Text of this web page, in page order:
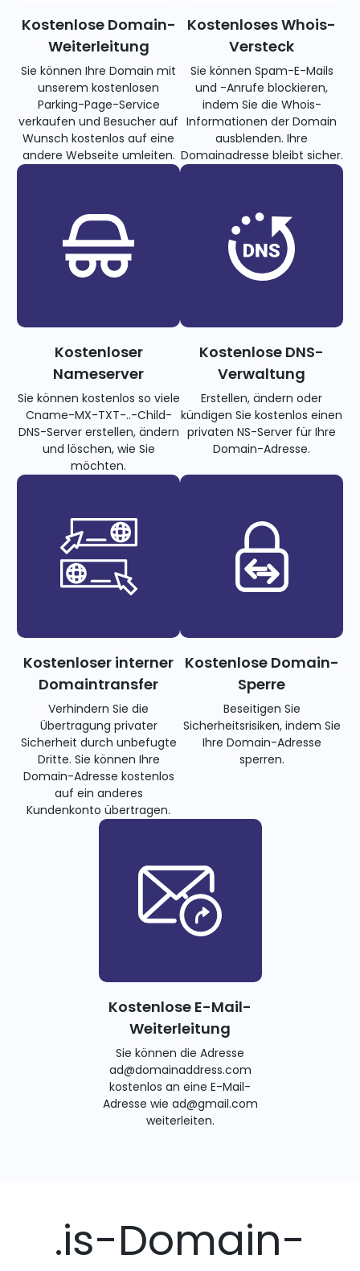
Kostenlose Domain-
Weiterleitung
Sie können Ihre Domain mit
unserem kostenlosen
Parking-Page-Service
verkaufen und Besucher auf
Wunsch kostenlos auf eine
andere Webseite umleiten.
Kostenloses Whois-
Versteck
Sie können Spam-E-Mails
und -Anrufe blockieren,
indem Sie die Whois-
Informationen der Domain
ausblenden. Ihre
Domainadresse bleibt sicher.
Kostenloser
Nameserver
Sie können kostenlos so viele
Cname-MX-TXT-..-Child-
DNS-Server erstellen, ändern
und löschen, wie Sie
möchten.
Kostenlose DNS-
Verwaltung
Erstellen, ändern oder
kündigen Sie kostenlos einen
privaten NS-Server für Ihre
Domain-Adresse.
Kostenloser interner
Domaintransfer
Verhindern Sie die
Übertragung privater
Sicherheit durch unbefugte
Dritte. Sie können Ihre
Domain-Adresse kostenlos
auf ein anderes
Kundenkonto übertragen.
Kostenlose Domain-
Sperre
Beseitigen Sie
Sicherheitsrisiken, indem Sie
Ihre Domain-Adresse
sperren.
Kostenlose E-Mail-
Weiterleitung
Sie können die Adresse
ad@domainaddress.com
kostenlos an eine E-Mail-
Adresse wie ad@gmail.com
weiterleiten.
.is-Domain-